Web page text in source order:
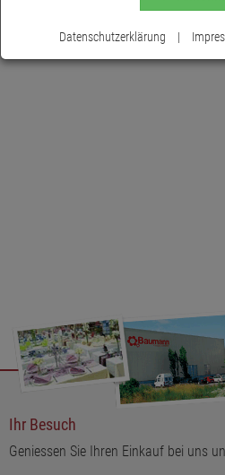
Ihr Besuch
Geniessen Sie Ihren Einkauf bei uns
Datenschutzerklärung |